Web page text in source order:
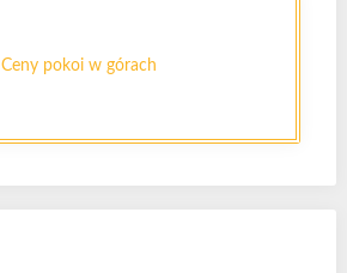
Ceny pokoi w górach